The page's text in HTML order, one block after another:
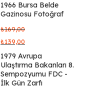
1966 Bursa Belde
Gazinosu Fotoğraf
₺169,00
₺139,00
1979 Avrupa
Ulaştırma Bakanları 8.
Sempozyumu FDC -
İlk Gün Zarfı